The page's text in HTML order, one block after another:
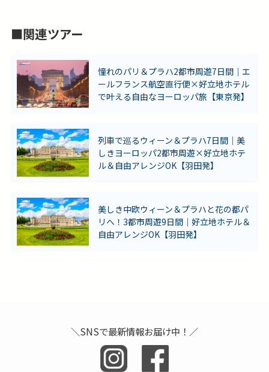
■関連ツアー
憧れのパリ＆プラハ2都市周遊7日間｜エ
ールフランス航空直行便×好立地ホテル
で叶える自由なヨーロッパ旅【東京発】
列車で巡るウィーン＆プラハ7日間｜美
しきヨーロッパ2都市周遊×好立地ホテ
ル＆自由アレンジOK【羽田発】
美しき中欧ウィーン＆プラハと花の都パ
リへ！3都市周遊9日間｜好立地ホテル＆
自由アレンジOK【羽田発】
＼SNSで最新情報お届け中！／